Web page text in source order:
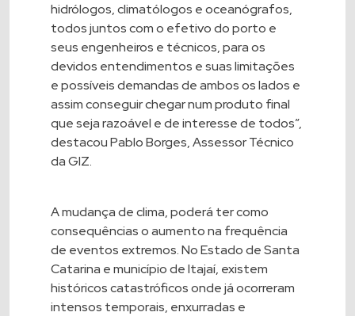
hidrólogos, climatólogos e oceanógrafos,
todos juntos com o efetivo do porto e
seus engenheiros e técnicos, para os
devidos entendimentos e suas limitações
e possíveis demandas de ambos os lados e
assim conseguir chegar num produto final
que seja razoável e de interesse de todos”,
destacou Pablo Borges, Assessor Técnico
da GIZ.
A mudança de clima, poderá ter como
consequências o aumento na frequência
de eventos extremos. No Estado de Santa
Catarina e município de Itajaí, existem
históricos catastróficos onde já ocorreram
intensos temporais, enxurradas e